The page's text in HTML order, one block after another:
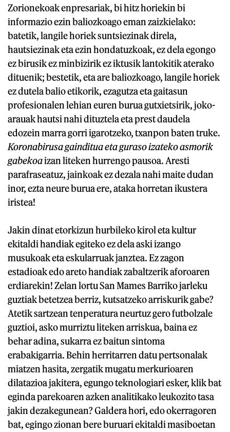
Zorionekoak enpresariak, bi hitz horiekin bi
informazio ezin baliozkoago eman zaizkielako:
batetik, langile horiek suntsiezinak direla,
hautsiezinak eta ezin hondatuzkoak, ez dela egongo
ez birusik ez minbizirik ez iktusik lantokitik aterako
dituenik; bestetik, eta are baliozkoago, langile horiek
ez dutela balio etikorik, ezagutza eta gaitasun
profesionalen lehian euren burua gutxietsirik, joko-
arauak hautsi nahi dituztela eta prest daudela
edozein marra gorri igarotzeko, txanpon baten truke.
Koronabirusa gainditua eta guraso izateko asmorik
gabekoaizan liteken hurrengo pausoa. Aresti
parafraseatuz, jainkoak ez dezala nahi maite dudan
inor, ezta neure burua ere, ataka horretan ikustera
iristea!
Jakin dinat etorkizun hurbileko kirol eta kultur
ekitaldi handiak egiteko ez dela aski izango
musukoak eta eskularruak janztea. Ez zagon
estadioak edo areto handiak zabaltzerik aforoaren
erdiarekin! Zelan lortu San Mames Barriko jarleku
guztiak betetzea berriz, kutsatzeko arriskurik gabe?
Atetik sartzean tenperatura neurtuz gero futbolzale
guztioi, asko murriztu liteken arriskua, baina ez
behar adina, sukarra ez baitun sintoma
erabakigarria. Behin herritarren datu pertsonalak
miatzen hasita, zergatik mugatu merkurioaren
dilatazioa jakitera, egungo teknologiari esker, klik bat
eginda parekoaren azken analitikako leukozito tasa
jakin dezakegunean? Galdera hori, edo okerragoren
bat, egingo zionan bere buruari ekitaldi masiboetan